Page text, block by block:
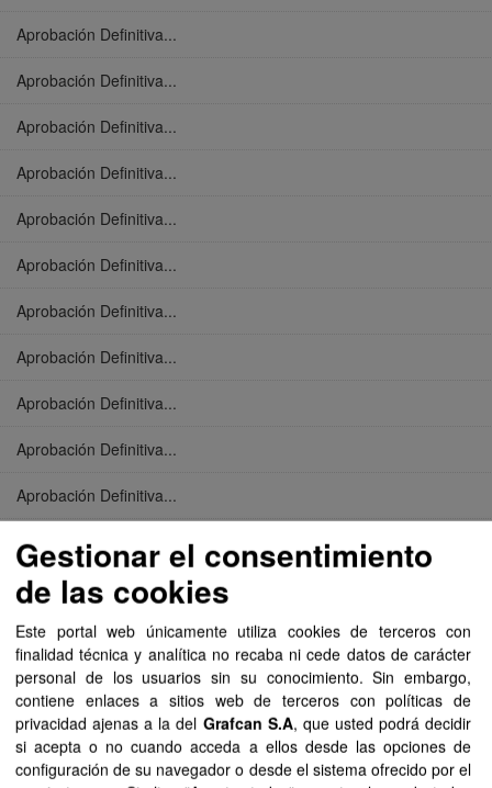
Aprobación Definitiva...
Aprobación Definitiva...
Aprobación Definitiva...
Aprobación Definitiva...
Aprobación Definitiva...
Aprobación Definitiva...
Aprobación Definitiva...
Aprobación Definitiva...
Aprobación Definitiva...
Aprobación Definitiva...
Aprobación Definitiva...
Aprobación Definitiva...
Aprobación Definitiva...
Aprobación Definitiva...
Aprobación Definitiva...
Aprobación Definitiva...
Aprobación Definitiva...
Gestionar el consentimiento
de las cookies
Este portal web únicamente utiliza cookies de terceros con
finalidad técnica y analítica no recaba ni cede datos de carácter
personal de los usuarios sin su conocimiento. Sin embargo,
contiene enlaces a sitios web de terceros con políticas de
privacidad ajenas a la del Grafcan S.A, que usted podrá decidir
si acepta o no cuando acceda a ellos desde las opciones de
configuración de su navegador o desde el sistema ofrecido por el